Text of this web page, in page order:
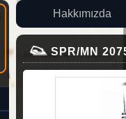
Hakkımızda
SPR/MN